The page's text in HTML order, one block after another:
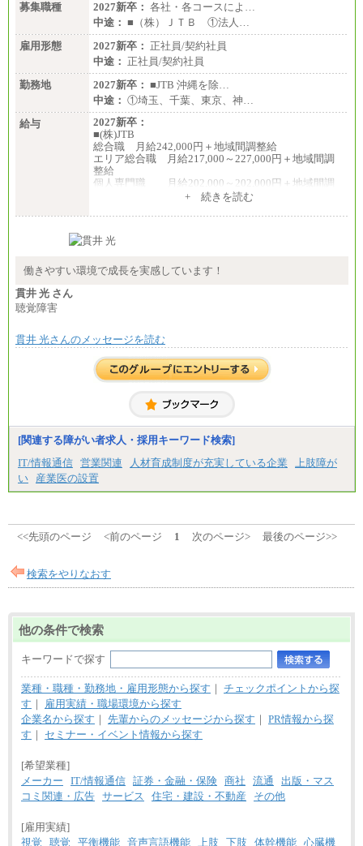
募集職種
2027新卒： 各社・各コースによ…
中途： ■（株）ＪＴＢ ①法人…
雇用形態
2027新卒： 正社員/契約社員
中途： 正社員/契約社員
勤務地
2027新卒： ■JTB 沖縄を除…
中途： ①埼玉、千葉、東京、神…
給与
2027新卒：
■(株)JTB
総合職 月給242,000円＋地域間調整給
エリア総合職 月給217,000～227,000円＋地域間調
整給
個人専門職 月給202,000～202,000円＋地域間調
総合職 月給208,000～235,000円
※詳細はJTBキャリアサイトよりご確認ください。
総合職 月給220,000～230,000円＋地域間調整給
整給
※詳細はJTBキャリアサイトよりご確認ください。
■(株)JTBコミュニケーションデザイン
総合職 月給230,000円
みなし残業手当：20,000円（一律支給）※みなし
残業手当の残業時間は10.43時間。
間に応じて、時間外手当等を支給。
エリアサポート職 月給188,000円
■（株）JTBグローバルマーケティング＆トラベル
給
※詳細はJTBキャリアサイトよりご確認ください。
総合職 月給205,000～225,000円＋地域間調整給
エリア総合職 月給185,000円＋地域間調整給
※詳細はJTBキャリアサイトよりご確認ください。
■(株)JTBデータサービス ※2027年新卒募集終了
総合職 月給186,000～194,000円＋地域手当
※詳細はJTBキャリアサイトよりご確認ください。
■I&Jデジタルイノベーション(株)
総合職 月給224,500～242,600円＋地域手当
※詳細はJTBキャリアサイトよりご確認ください。
■(株)JTBビジネストランスフォーム
有期契約職 月給185,000～195,000円
※詳細はJTBキャリアサイトよりご確認ください。
総合職 月給241,000円
+ 続きを読む
働きやすい環境で成長を実感しています！
貫井 光 さん
聴覚障害
貫井 光さんのメッセージを読む
[関連する障がい者求人・採用キーワード検索]
IT/情報通信 営業関連 人材育成制度が充実している企業
上肢障が
い
産業医の設置
<<先頭のページ <前のページ 1 次のページ> 最後のページ>>
検索をやりなおす
他の条件で検索
キーワードで探す
業種・職種・勤務地・雇用形態から探す ｜ チェックポイントから探
す ｜
雇用実績・職場環境から探す
企業名から探す ｜ 先輩からのメッセージから探す ｜ PR情報から探
す ｜ セミナー・イベント情報から探す
[希望業種]
メーカー
IT/情報通信 証券・金融・保険 商社 流通
出版・マス
コミ関連・広告 サービス 住宅・建設・不動産 その他
[雇用実績]
視覚
聴覚 平衡機能 音声言語機能 上肢 下肢 体幹機能 心臓機